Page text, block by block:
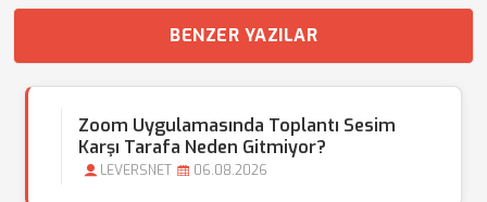
BENZER YAZILAR
Zoom Uygulamasında Toplantı Sesim
Karşı Tarafa Neden Gitmiyor?
LEVERSNET 06.08.2026